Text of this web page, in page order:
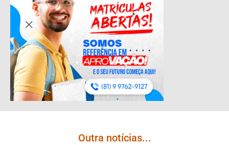
Outra notícias...